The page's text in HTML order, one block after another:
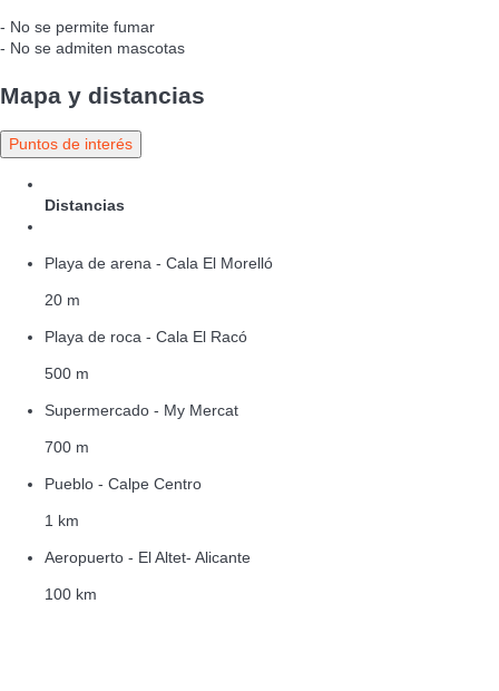
- No se permite fumar
- No se admiten mascotas
Mapa y distancias
Puntos de interés
Distancias
Playa de arena - Cala El Morelló
20 m
Playa de roca - Cala El Racó
500 m
Supermercado - My Mercat
700 m
Pueblo - Calpe Centro
1 km
Aeropuerto - El Altet- Alicante
100 km